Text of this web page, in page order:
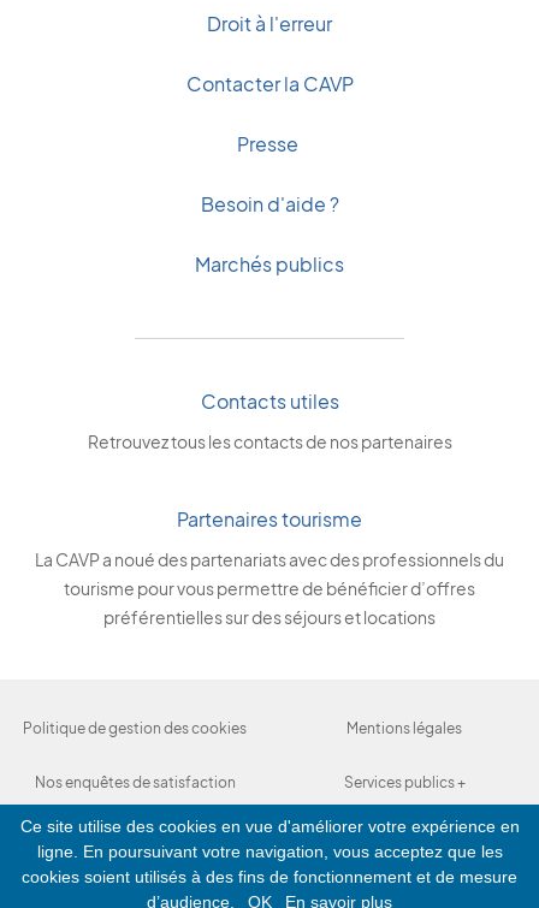
Droit à l'erreur
Contacter la CAVP
Presse
Besoin d'aide ?
Marchés publics
Contacts utiles
Retrouvez tous les contacts de nos partenaires
Partenaires tourisme
La CAVP a noué des partenariats avec des professionnels du
tourisme pour vous permettre de bénéficier d’offres
préférentielles sur des séjours et locations
Politique de gestion des cookies Mentions légales
Nos enquêtes de satisfaction Services publics +
Indicateurs institutionnels
Ce site utilise des cookies en vue d'améliorer votre expérience en
ligne. En poursuivant votre navigation, vous acceptez que les
cookies soient utilisés à des fins de fonctionnement et de mesure
d’audience.
OK En savoir plus